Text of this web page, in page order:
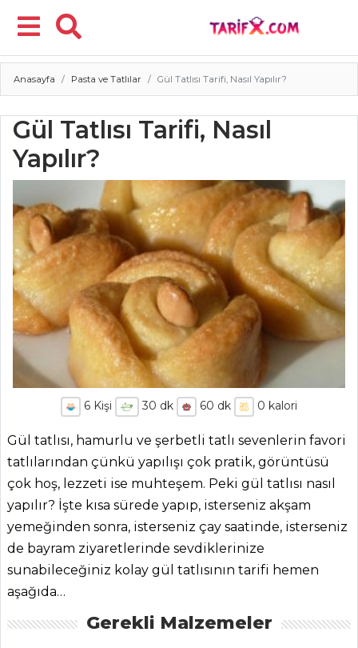
Menü
Anasayfa Pasta ve Tatlılar Gül Tatlısı Tarifi, Nasıl Yapılır?
Gül Tatlısı Tarifi, Nasıl
Yapılır?
6 Kişi 30 dk 60 dk 0 kalori
Gül tatlısı, hamurlu ve şerbetli tatlı sevenlerin favori
tatlılarından çünkü yapılışı çok pratik, görüntüsü
çok hoş, lezzeti ise muhteşem. Peki gül tatlısı nasıl
yapılır? İşte kısa sürede yapıp, isterseniz akşam
yemeğinden sonra, isterseniz çay saatinde, isterseniz
de bayram ziyaretlerinde sevdiklerinize
sunabileceğiniz kolay gül tatlısının tarifi hemen
aşağıda…
Gerekli Malzemeler